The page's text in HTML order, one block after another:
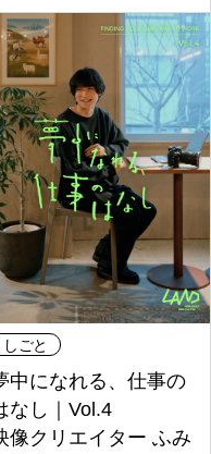
しごと
中になれる、仕事の
なし｜Vol.4
像クリエイター ふみ